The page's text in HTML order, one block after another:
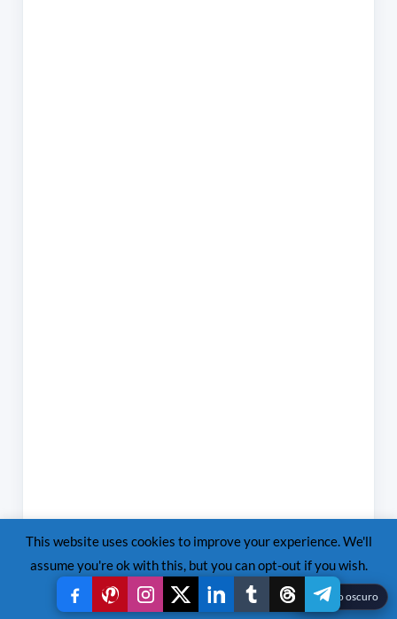
This website uses cookies to improve your experience. We'll
assume you're ok with this, but you can opt-out if you wish.
Accept Reject Read More ☾Modo oscuro